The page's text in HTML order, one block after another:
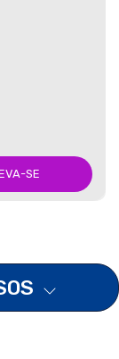
SE